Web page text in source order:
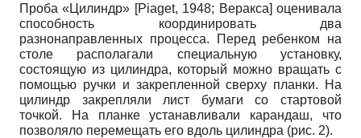
Проба «Цилиндр» [Piaget, 1948; Веракса] оценивала
способность координировать два
разнонаправленных процесса. Перед ребенком на
столе располагали специальную установку,
состоящую из цилиндра, который можно вращать с
помощью ручки и закрепленной сверху планки. На
цилиндр закрепляли лист бумаги со стартовой
точкой. На планке устанавливали карандаш, что
позволяло перемещать его вдоль цилиндра (рис. 2).